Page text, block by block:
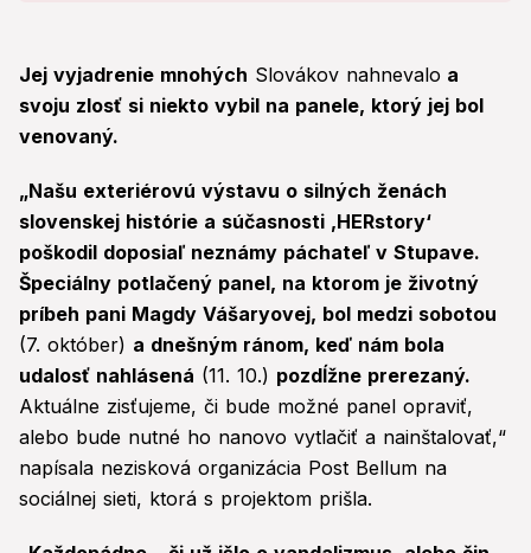
Jej vyjadrenie mnohých Slovákov nahnevalo a
svoju zlosť si niekto vybil na panele, ktorý jej bol
venovaný.
„Našu exteriérovú výstavu o silných ženách
slovenskej histórie a súčasnosti ‚HERstory‘
poškodil doposiaľ neznámy páchateľ v Stupave.
Špeciálny potlačený panel, na ktorom je životný
príbeh pani Magdy Vášaryovej, bol medzi sobotou
(7. október) a dnešným ránom, keď nám bola
udalosť nahlásená (11. 10.) pozdĺžne prerezaný.
Aktuálne zisťujeme, či bude možné panel opraviť,
alebo bude nutné ho nanovo vytlačiť a nainštalovať,“
napísala nezisková organizácia Post Bellum na
sociálnej sieti, ktorá s projektom prišla.